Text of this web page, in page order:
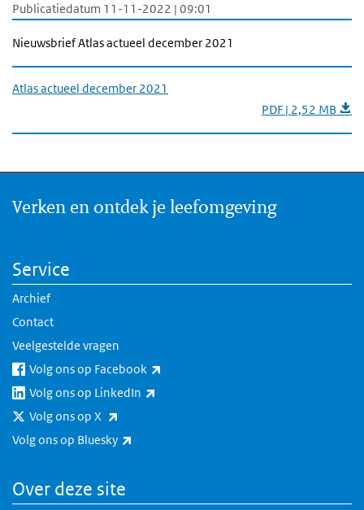
Publicatiedatum 11-11-2022 | 09:01
Nieuwsbrief Atlas actueel december 2021
Atlas actueel december 2021
PDF | 2,52 MB
Verken en ontdek je leefomgeving
Service
Archief
Contact
Veelgestelde vragen
Volg ons op Facebook
Volg ons op LinkedIn
Volg ons op X
Volg ons op Bluesky
Over deze site